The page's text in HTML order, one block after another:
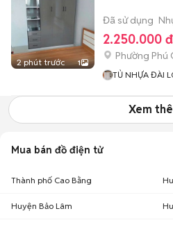
2 phút trước 1
Đã sử dụng
2.250.000 đ
Phường Phú
TỦ NHỰA ĐÀI
Xem
Mua bán đồ điện tử
Thành phố Cao Bằng
Huyện Bảo Lâm